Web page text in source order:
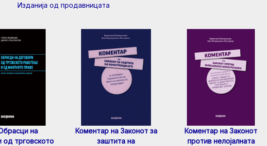
Изданија од продавницата
на
од трговското
Коментар на Законот за
заштита на
Коментар на Законот
против нелојалната